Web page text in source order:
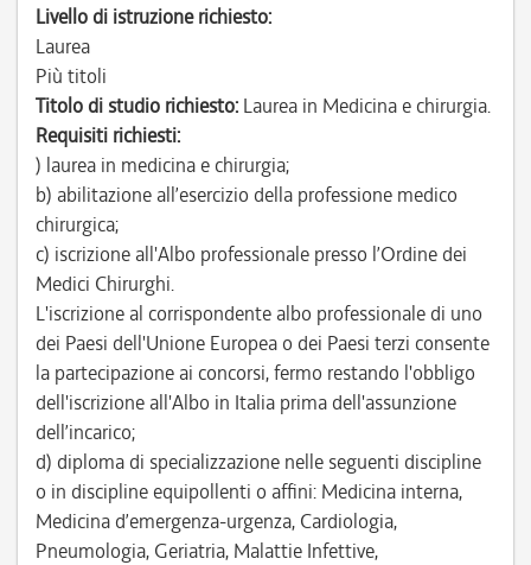
Livello di istruzione richiesto:
Laurea
Più titoli
Titolo di studio richiesto: Laurea in Medicina e chirurgia.
Requisiti richiesti:
) laurea in medicina e chirurgia;
b) abilitazione all’esercizio della professione medico
chirurgica;
c) iscrizione all'Albo professionale presso l’Ordine dei
Medici Chirurghi.
L'iscrizione al corrispondente albo professionale di uno
dei Paesi dell'Unione Europea o dei Paesi terzi consente
la partecipazione ai concorsi, fermo restando l'obbligo
dell'iscrizione all'Albo in Italia prima dell'assunzione
dell’incarico;
d) diploma di specializzazione nelle seguenti discipline
o in discipline equipollenti o affini: Medicina interna,
Medicina d’emergenza-urgenza, Cardiologia,
Pneumologia, Geriatria, Malattie Infettive,